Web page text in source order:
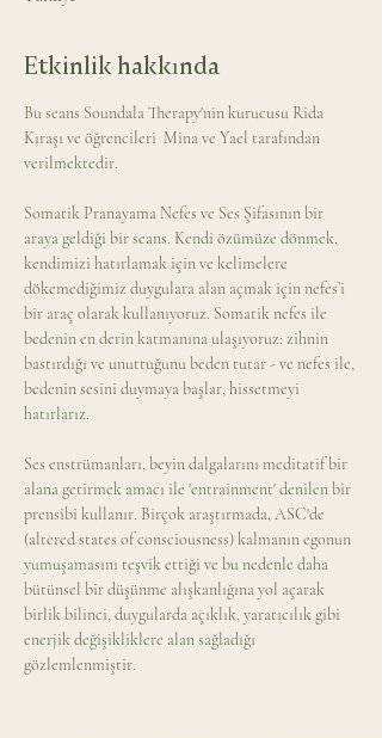
Etkinlik hakkında
Bu seans Soundala Therapy'nin kurucusu Rida
Kıraşı ve öğrencileri  Mina ve Yael tarafından
verilmektedir.
Somatik Pranayama Nefes ve Ses Şifasının bir
araya geldiği bir seans. Kendi özümüze dönmek,
kendimizi hatırlamak için ve kelimelere
dökemediğimiz duygulara alan açmak için nefes’i
bir araç olarak kullanıyoruz. Somatik nefes ile
bedenin en derin katmanına ulaşıyoruz: zihnin
bastırdığı ve unuttuğunu beden tutar - ve nefes ile,
bedenin sesini duymaya başlar, hissetmeyi
hatırlarız.
Ses enstrümanları, beyin dalgalarını meditatif bir
alana getirmek amacı ile 'entrainment' denilen bir
prensibi kullanır. Birçok araştırmada, ASC'de
(altered states of consciousness) kalmanın egonun
yumuşamasını teşvik ettiği ve bu nedenle daha
bütünsel bir düşünme alışkanlığına yol açarak
birlik bilinci, duygularda açıklık, yaratıcılık gibi
enerjik değişikliklere alan sağladığı
gözlemlenmiştir.